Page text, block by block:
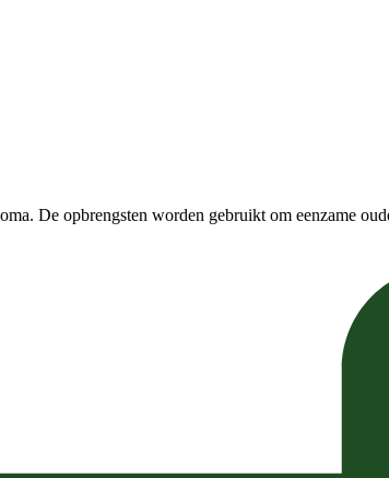
De opbrengsten worden gebruikt om eenzame